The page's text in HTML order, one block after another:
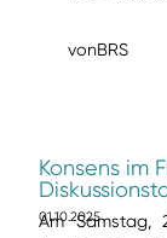
vonBRS
Konsens im
01.10.2025
Am Samstag,